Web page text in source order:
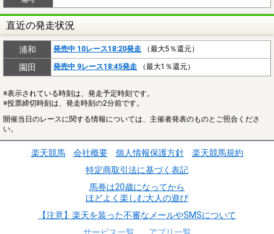
直近の発走状況
浦和 発売中 10レース18:20発走 （最大5％還元）
園田 発売中 9レース18:45発走 （最大1％還元）
※表示されている時刻は、発走予定時刻です。
※投票締切時刻は、発走時刻の2分前です。
開催当日のレースに関する情報については、主催者発表のものとご照合くださ
い。
楽天競馬 会社概要 個人情報保護方針
楽天競馬規約
特定商取引法に基づく表記
馬券は20歳になってから
ほどよく楽しむ大人の遊び
【注意】楽天を装った不審なメールやSMSについて
サービス一覧
アプリ一覧